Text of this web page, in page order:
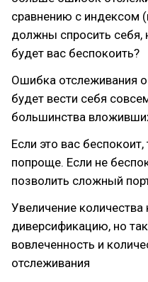
сравнению с индексом
должны спросить себя,
будет вас беспокоить?
Ошибка отслеживания
будет вести себя
большинства
Если это вас
попроще. Если не
позволить сложный
Увеличение
диверсификацию, но
вовлеченность и
отслеживания